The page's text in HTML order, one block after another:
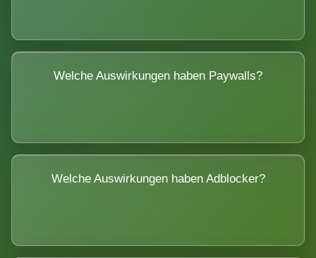
Welche Auswirkungen haben Paywalls?
Welche Auswirkungen haben Adblocker?